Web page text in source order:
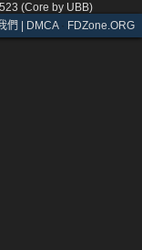
(Core by UBB)
們 | DMCA· FDZone.ORG